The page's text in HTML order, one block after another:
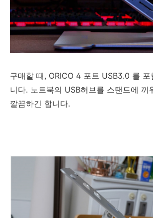
구매할 때, ORICO 4 포트 USB3.0 를
니다. 노트북의 USB허브를 스탠드에 끼
깔끔하긴 합니다.